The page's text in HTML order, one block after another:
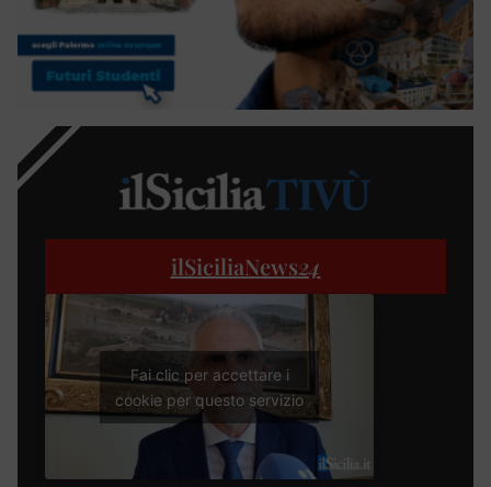
ilSiciliaNews24
Fai clic per accettare i
cookie per questo servizio